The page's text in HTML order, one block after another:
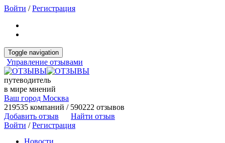
Войти /Регистрация
Toggle navigation
Управление отзывами
путеводитель
в мире мнений
Ваш город Москва
219535 компаний / 590222 отзывов
Добавить отзыв
Найти отзыв
Войти /Регистрация
Новости